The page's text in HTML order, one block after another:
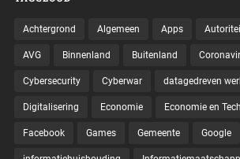
Achtergrond Algemeen Apps
AVG Binnenland Buitenland
Cybersecurity Cyberwar datagedreven
Digitalisering Economie Economie en Tech
Facebook Games Gemeente Google